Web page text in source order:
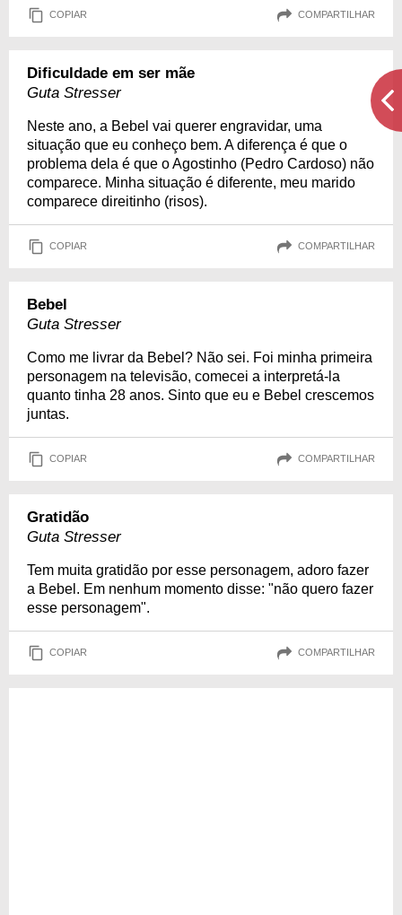
COPIAR COMPARTILHAR
Dificuldade em ser mãe
Guta Stresser
Neste ano, a Bebel vai querer engravidar, uma
situação que eu conheço bem. A diferença é que o
problema dela é que o Agostinho (Pedro Cardoso) não
comparece. Minha situação é diferente, meu marido
comparece direitinho (risos).
COPIAR COMPARTILHAR
Bebel
Guta Stresser
Como me livrar da Bebel? Não sei. Foi minha primeira
personagem na televisão, comecei a interpretá-la
quanto tinha 28 anos. Sinto que eu e Bebel crescemos
juntas.
COPIAR COMPARTILHAR
Gratidão
Guta Stresser
Tem muita gratidão por esse personagem, adoro fazer
a Bebel. Em nenhum momento disse: "não quero fazer
esse personagem".
COPIAR COMPARTILHAR